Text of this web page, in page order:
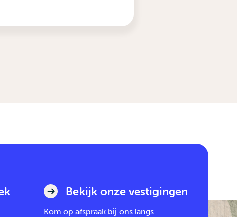
Bekijk onze vestigingen
Kom op afspraak bij ons langs